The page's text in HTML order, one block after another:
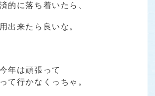
的に落ち着いたら、
出来たら良いな。
年は頑張って
て行かなくっちゃ。